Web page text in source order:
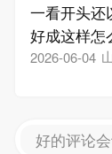
一看开头还
好成这样怎
2026-06-04
好的评论